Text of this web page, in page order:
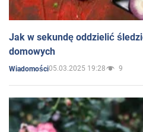
Jak w sekundę oddzielić
domowych
Wiadomości05.03.2025 19:28 9